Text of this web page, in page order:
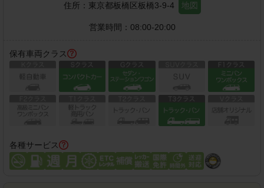
住所： 東京都板橋区板橋3-9-4 地図
営業時間： 08:00-20:00
保有車両クラス
各種サービス